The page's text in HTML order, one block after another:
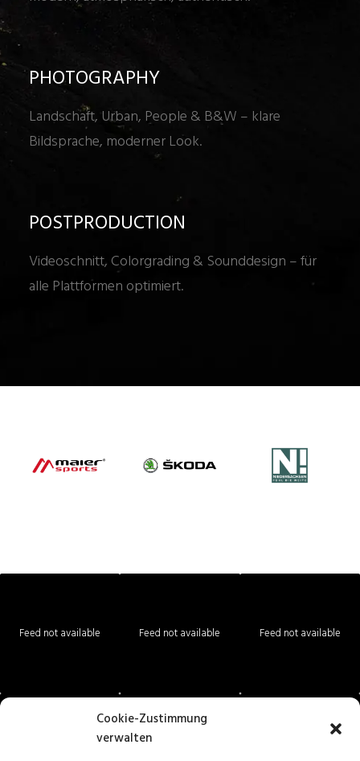
Cookie-Zustimmung
verwalten
PHOTOGRAPHY
Landschaft, Urban, People & B&W – klare
Bildsprache, moderner Look.
POSTPRODUCTION
Videoschnitt, Colorgrading & Sounddesign – für
alle Plattformen optimiert.
Feed not available Feed not available Feed not available